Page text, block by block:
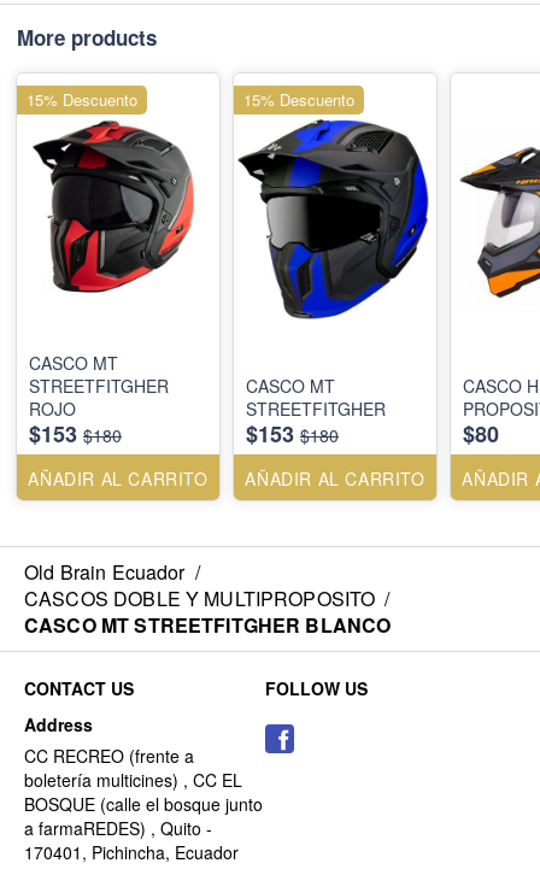
More products
CASCO MT
STREETFITGHER
ROJO
$153 $180
AÑADIR AL CARRITO
15% Descuento
CASCO MT
STREETFITGHER
$153 $180
AÑADIR AL CARRITO
15% Descuento
CASCO
$80
AÑADIR
Old Brain Ecuador /
CASCOS DOBLE Y MULTIPROPOSITO /
CASCO MT STREETFITGHER BLANCO
CONTACT US
Address
CC RECREO (frente a
boletería multicines) , CC EL
BOSQUE (calle el bosque junto
a farmaREDES) , Quito -
170401, Pichincha, Ecuador
FOLLOW US